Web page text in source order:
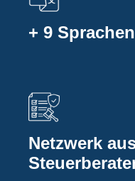
+ 9
Netzwerk